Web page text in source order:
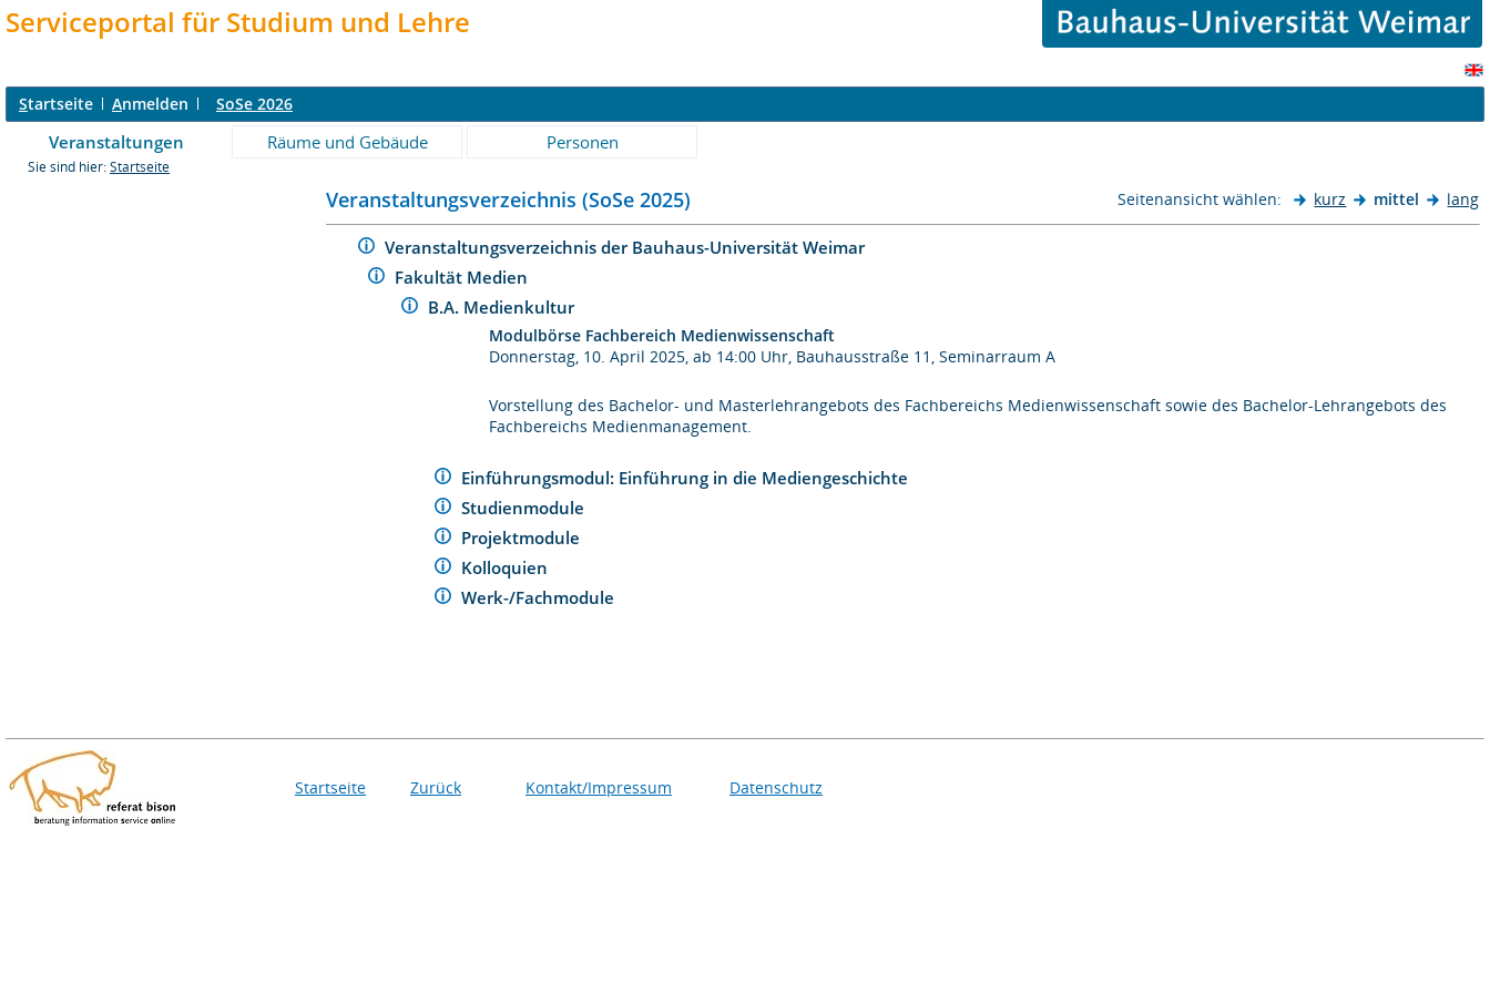
Serviceportal für Studium und Lehre
Startseite Anmelden SoSe 2026
Veranstaltungen Räume und Gebäude Personen
Sie sind hier: Startseite
Veranstaltungsverzeichnis (SoSe 2025) Seitenansicht wählen: kurz mittel lang
Veranstaltungsverzeichnis der Bauhaus-Universität Weimar
Fakultät Medien
B.A. Medienkultur
Modulbörse Fachbereich Medienwissenschaft
Donnerstag, 10. April 2025, ab 14:00 Uhr, Bauhausstraße 11, Seminarraum A
Vorstellung des Bachelor- und Masterlehrangebots des Fachbereichs Medienwissenschaft sowie des Bachelor-Lehrangebots des
Fachbereichs Medienmanagement.
Einführungsmodul: Einführung in die Mediengeschichte
Studienmodule
Projektmodule
Kolloquien
Werk-/Fachmodule
Startseite Zurück Kontakt/Impressum Datenschutz